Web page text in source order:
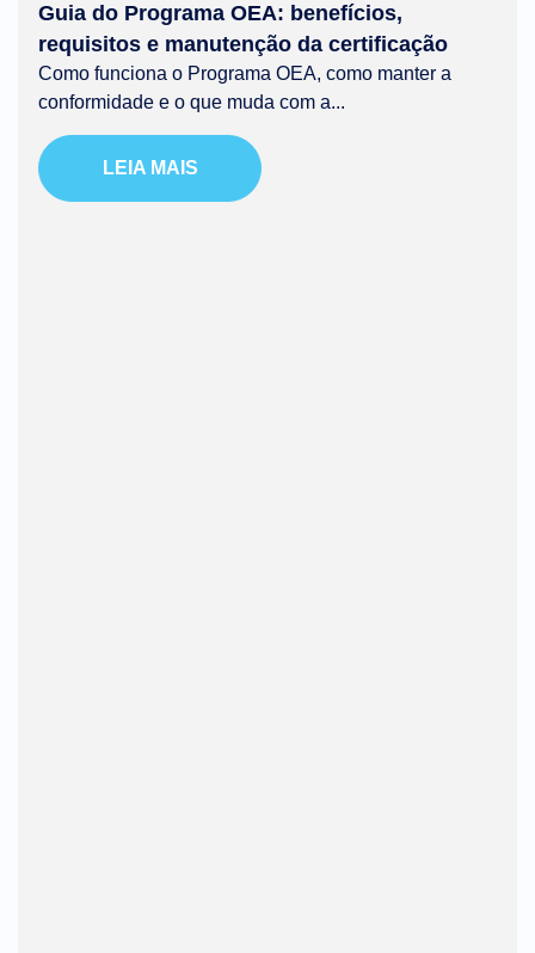
Guia do Programa OEA: benefícios,
requisitos e manutenção da certificação
Como funciona o Programa OEA, como manter a
conformidade e o que muda com a...
LEIA MAIS